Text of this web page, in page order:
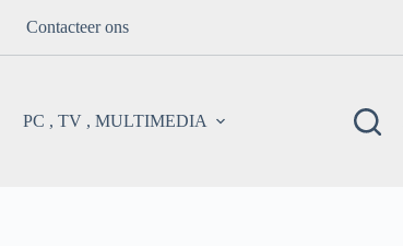
Contacteer ons
PC , TV , MULTIMEDIA